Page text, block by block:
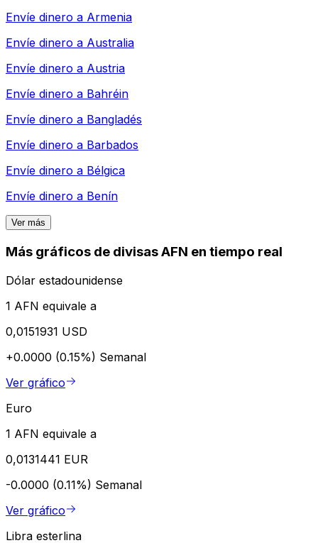
Envíe dinero a Armenia
Envíe dinero a Australia
Envíe dinero a Austria
Envíe dinero a Bahréin
Envíe dinero a Bangladés
Envíe dinero a Barbados
Envíe dinero a Bélgica
Envíe dinero a Benín
Ver más
Más gráficos de divisas AFN en tiempo real
Dólar estadounidense
1 AFN equivale a
0,0151931 USD
+0.0000 (0.15%) Semanal
Ver gráfico
Euro
1 AFN equivale a
0,0131441 EUR
-0.0000 (0.11%) Semanal
Ver gráfico
Libra esterlina